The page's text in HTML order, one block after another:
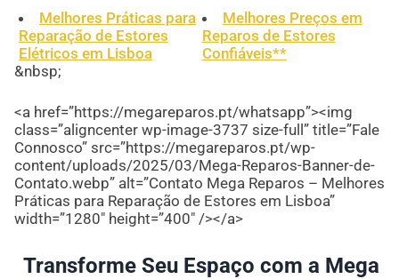
Melhores Práticas para
Reparação de Estores
Elétricos em Lisboa
Melhores Preços em
Reparos de Estores
Confiáveis**
&nbsp;
<a href=”https://megareparos.pt/whatsapp”><img
class=”aligncenter wp-image-3737 size-full” title=”Fale
Connosco” src=”https://megareparos.pt/wp-
content/uploads/2025/03/Mega-Reparos-Banner-de-
Contato.webp” alt=”Contato Mega Reparos – Melhores
Práticas para Reparação de Estores em Lisboa”
width=”1280″ height=”400″ /></a>
Transforme Seu Espaço com a Mega